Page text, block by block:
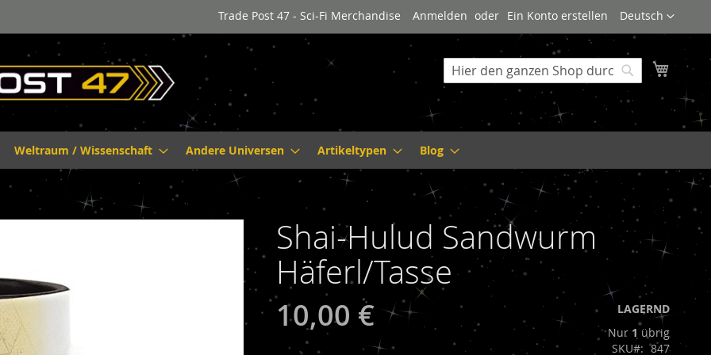
Sprache
Deutsch
Trade Post 47 - Sci-Fi Merchandise Anmelden Ein Konto erstellen
Mein
Suche
Suche
Weltraum / Wissenschaft Andere Universen Artikeltypen Blog
Shai-Hulud Sandwurm
Häferl/Tasse
10,00 €
LAGERND
Nur 1 übrig
SKU
847